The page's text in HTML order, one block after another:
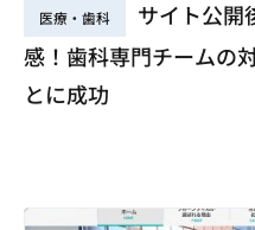
医療・歯科
サイト公開
感！歯科専門チームの
とに成功